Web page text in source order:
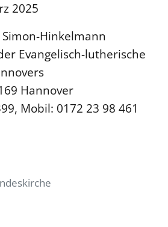
2025
Hinkelmann
Evangelisch-lutherische
Hannover
Mobil: 0172 23 98 461